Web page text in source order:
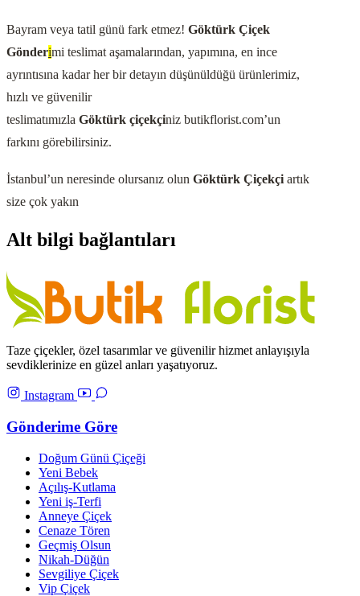
Bayram veya tatil günü fark etmez! Göktürk Çiçek
Gönderimi teslimat aşamalarından, yapımına, en ince
ayrıntısına kadar her bir detayın düşünüldüğü ürünlerimiz,
hızlı ve güvenilir
teslimatımızla Göktürk çiçekçiniz butikflorist.com’un
farkını görebilirsiniz.
İstanbul’un neresinde olursanız olun Göktürk Çiçekçi artık
size çok yakın
Alt bilgi bağlantıları
Taze çiçekler, özel tasarımlar ve güvenilir hizmet anlayışıyla
sevdiklerinize en güzel anları yaşatıyoruz.
Instagram
Gönderime Göre
Doğum Günü Çiçeği
Yeni Bebek
Açılış-Kutlama
Yeni iş-Terfi
Anneye Çiçek
Cenaze Tören
Geçmiş Olsun
Nikah-Düğün
Sevgiliye Çiçek
Vip Çiçek